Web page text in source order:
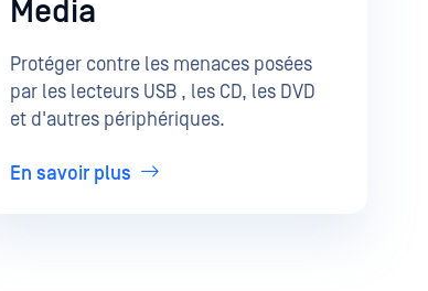
Media
Protéger contre les menaces posées
par les lecteurs USB , les CD, les DVD
et d'autres périphériques.
En savoir plus